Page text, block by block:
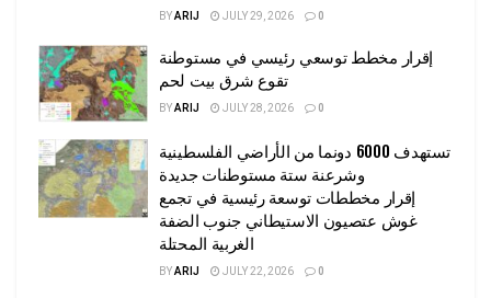
BYARIJ JULY 29, 2026 0
إقرار مخطط توسعي رئيسي في مستوطنة
تقوع شرق بيت لحم
BYARIJ JULY 28, 2026 0
تستهدف 6000 دونما من الأراضي الفلسطينية
وشرعنة ستة مستوطنات جديدة
إقرار مخططات توسعة رئيسية في تجمع
غوش عتصيون الاستيطاني جنوب الضفة
الغربية المحتلة
BYARIJ JULY 22, 2026 0